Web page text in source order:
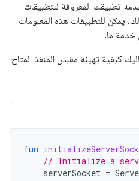
تطبيقك المعروفة للتطبيقات
يمكن للتطبيقات هذه المعلومات
خدمة ما.
كيفية تهيئة مقبس المنفذ المتاح
fun
// Initialize a
serverSocket =